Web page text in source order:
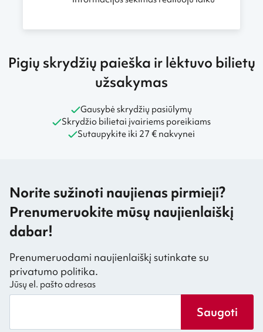
Pigių skrydžių paieška ir lėktuvo bilietų
užsakymas
Gausybė skrydžių pasiūlymų
Skrydžio bilietai įvairiems poreikiams
Sutaupykite iki 27 € nakvynei
Norite sužinoti naujienas pirmieji?
Prenumeruokite mūsų naujienlaiškį
dabar!
Prenumeruodami naujienlaiškį sutinkate su
privatumo politika.
Jūsų el. pašto adresas
Saugoti